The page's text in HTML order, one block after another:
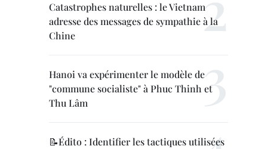
Catastrophes naturelles : le Vietnam
adresse des messages de sympathie à la
Chine
Hanoi va expérimenter le modèle de
"commune socialiste" à Phuc Thinh et
Thu Lâm
📝Édito : Identifier les tactiques utilisées